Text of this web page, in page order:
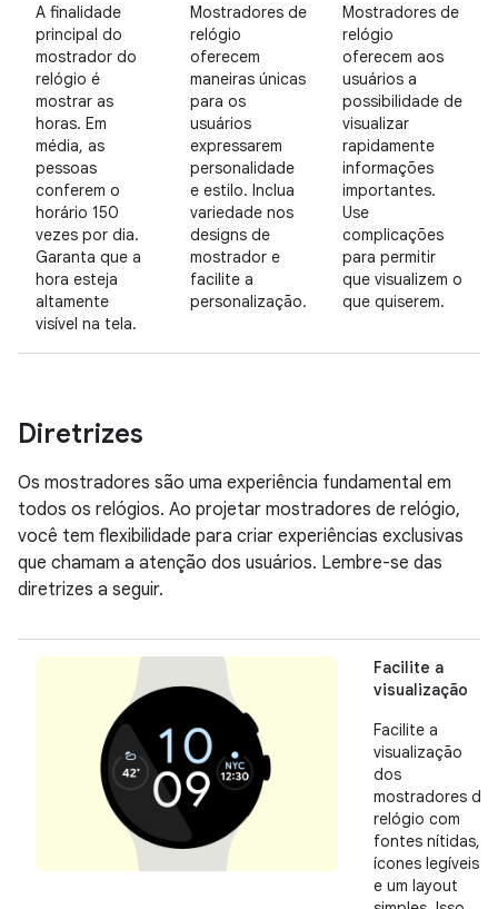
A finalidade
principal do
mostrador do
relógio é
mostrar as
horas. Em
média, as
pessoas
conferem o
horário 150
vezes por dia.
Garanta que a
hora esteja
altamente
visível na tela.
Mostradores de
relógio
oferecem
maneiras únicas
para os
usuários
expressarem
personalidade
e estilo. Inclua
variedade nos
designs de
mostrador e
facilite a
personalização.
Mostradores de
relógio
oferecem aos
usuários a
possibilidade de
visualizar
rapidamente
informações
importantes.
Use
complicações
para permitir
que visualizem o
que quiserem.
Diretrizes
Os mostradores são uma experiência fundamental em
todos os relógios. Ao projetar mostradores de relógio,
você tem flexibilidade para criar experiências exclusivas
que chamam a atenção dos usuários. Lembre-se das
diretrizes a seguir.
Facilite a
visualização
Facilite a
visualização
dos
mostradores de
relógio com
fontes nítidas,
ícones legíveis
e um layout